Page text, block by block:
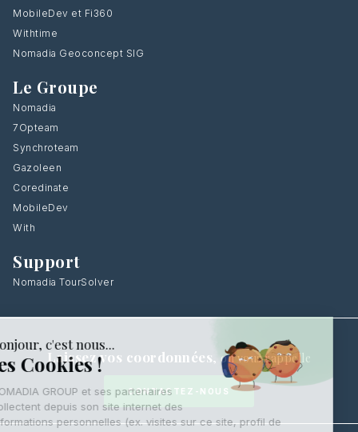
MobileDev et Fi360
Withtime
Nomadia Geoconcept SIG
Le Groupe
Nomadia
7Opteam
Synchroteam
Gazoleen
Coredinate
MobileDev
With
Support
Nomadia TourSolver
Laissez vos coordonnées, on vous rappelle
CONTACTEZ-NOUS